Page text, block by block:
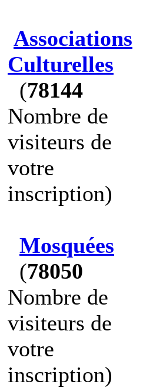
Associations
Culturelles
(78144
Nombre de
visiteurs de
votre
inscription)
Mosquées
(78050
Nombre de
visiteurs de
votre
inscription)